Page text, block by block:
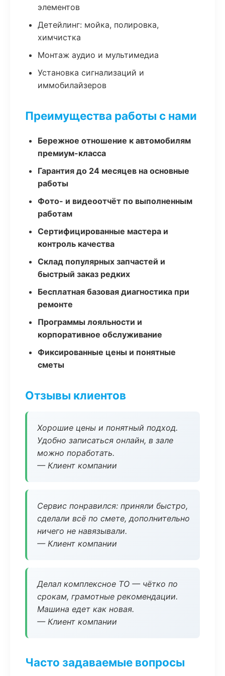
элементов
Детейлинг: мойка, полировка,
химчистка
Монтаж аудио и мультимедиа
Установка сигнализаций и
иммобилайзеров
Преимущества работы с нами
Бережное отношение к автомобилям
премиум-класса
Гарантия до 24 месяцев на основные
работы
Фото- и видеоотчёт по выполненным
работам
Сертифицированные мастера и
контроль качества
Склад популярных запчастей и
быстрый заказ редких
Бесплатная базовая диагностика при
ремонте
Программы лояльности и
корпоративное обслуживание
Фиксированные цены и понятные
сметы
Отзывы клиентов
Хорошие цены и понятный подход.
Удобно записаться онлайн, в зале
можно поработать.
— Клиент компании
Сервис понравился: приняли быстро,
сделали всё по смете, дополнительно
ничего не навязывали.
— Клиент компании
Делал комплексное ТО — чётко по
срокам, грамотные рекомендации.
Машина едет как новая.
— Клиент компании
Часто задаваемые вопросы